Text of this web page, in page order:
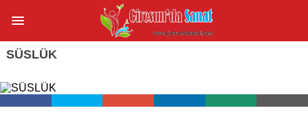
SÜSLÜK